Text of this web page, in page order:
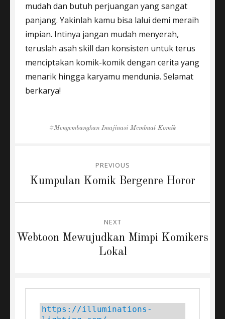
mudah dan butuh perjuangan yang sangat
panjang. Yakinlah kamu bisa lalui demi meraih
impian. Intinya jangan mudah menyerah,
teruslah asah skill dan konsisten untuk terus
menciptakan komik-komik dengan cerita yang
menarik hingga karyamu mendunia. Selamat
berkarya!
Tags
Mengembangkan Imajinasi Membuat Komik
navigation
PREVIOUS
Previous
Kumpulan Komik Bergenre Horor
NEXT
Next
Webtoon Mewujudkan Mimpi Komikers
Lokal
https://illuminations-